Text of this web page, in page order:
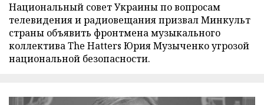
Национальный совет Украины по вопросам
телевидения и радиовещания призвал Минкульт
страны объявить фронтмена музыкального
коллектива The Hatters Юрия Музыченко угрозой
национальной безопасности.